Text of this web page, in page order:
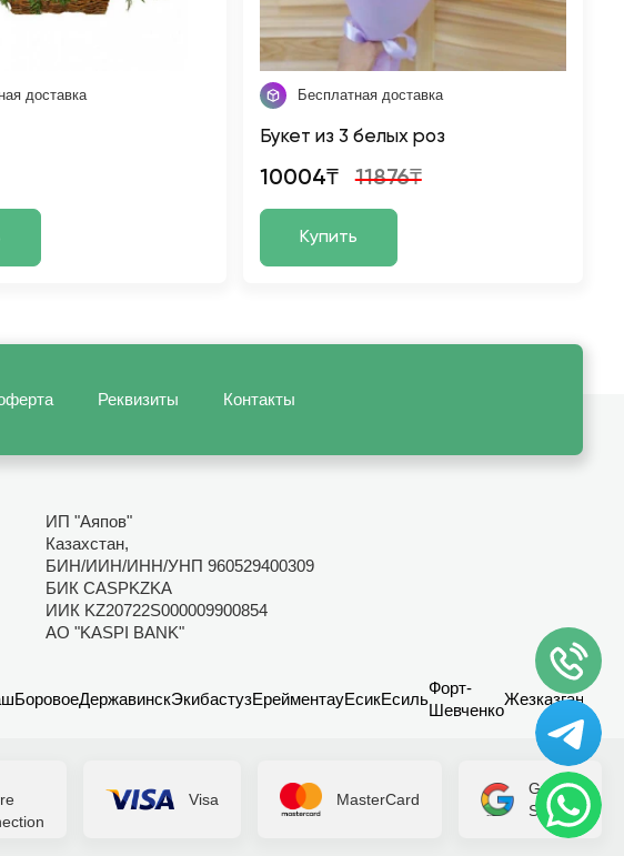
доставка Бесплатная доставка
Букет из 3 белых роз
10004₸ 11876₸
Купить
Реквизиты Контакты
ИП "Аяпов"
Казахстан,
БИН/ИИН/ИНН/УНП 960529400309
БИК CASPKZKA
ИИК KZ20722S000009900854
АО "KASPI BANK"
БоровоеДержавинскЭкибастузЕрейментауЕсикЕсиль
Форт-
Шевченко
Жезказган
Visa MasterCard
Google
Secure